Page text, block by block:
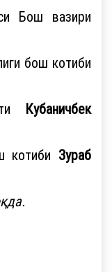
Бош вазири
бош котиби
Кубаничбек
котиби Зураб